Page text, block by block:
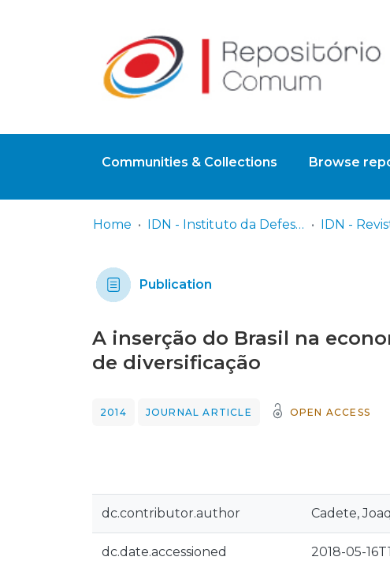
Communities & Collections Browse
Home IDN - Instituto da Defesa Nacional
Publication
A inserção do Brasil na
de diversificação
2014 JOURNAL ARTICLE OPEN ACCESS
dc.contributor.author Cadete,
dc.date.accessioned 2018-05-